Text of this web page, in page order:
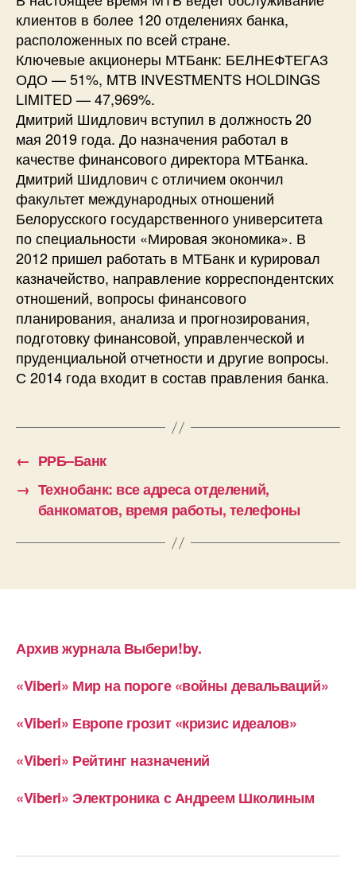
клиентов в более 120 отделениях банка,
расположенных по всей стране.
Ключевые акционеры МТБанк: БЕЛНЕФТЕГАЗ
ОДО — 51%, MTB INVESTMENTS HOLDINGS
LIMITED — 47,969%.
Дмитрий Шидлович вступил в должность 20
мая 2019 года. До назначения работал в
качестве финансового директора МТБанка.
Дмитрий Шидлович с отличием окончил
факультет международных отношений
Белорусского государственного университета
по специальности «Мировая экономика». В
2012 пришел работать в МТБанк и курировал
казначейство, направление корреспондентских
отношений, вопросы финансового
планирования, анализа и прогнозирования,
подготовку финансовой, управленческой и
пруденциальной отчетности и другие вопросы.
С 2014 года входит в состав правления банка.
← РРБ–Банк
→ Технобанк: все адреса отделений,
банкоматов, время работы, телефоны
Архив журнала Выбери!by.
«Viberi» Мир на пороге «войны девальваций»
«Viberi» Европе грозит «кризис идеалов»
«Viberi» Рейтинг назначений
«Viberi» Электроника с Андреем Школиным